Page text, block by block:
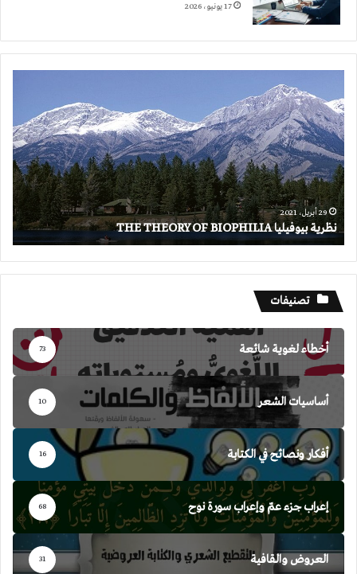
17 يونيو، 2026
بيوفيليا
THE
THEORY
OF
BIOPHILIA
29 أبريل، 2021
نظرية بيوفيليا THE THEORY OF BIOPHILIA
تصنيفات
أخطاء لغوية شائعة 73
أساسيات الشعر 10
أفكار ونصائح في الكتابة 16
إعراب جزء عمّ وإعراب سورة نوح 68
العروض والقافية 31